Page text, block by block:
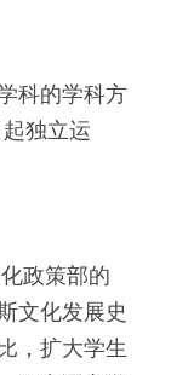
科的学科方
独立运
政策部的
文化发展史
，扩大学生